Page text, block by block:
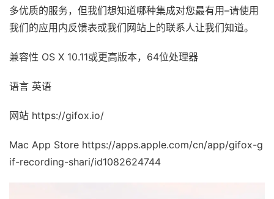
多优质的服务，但我们想知道哪种集成对您最有用–请使用
我们的应用内反馈表或我们网站上的联系人让我们知道。
兼容性 OS X 10.11或更高版本，64位处理器
语言 英语
网站 https://gifox.io/
Mac App Store https://apps.apple.com/cn/app/gifox-g
if-recording-shari/id1082624744